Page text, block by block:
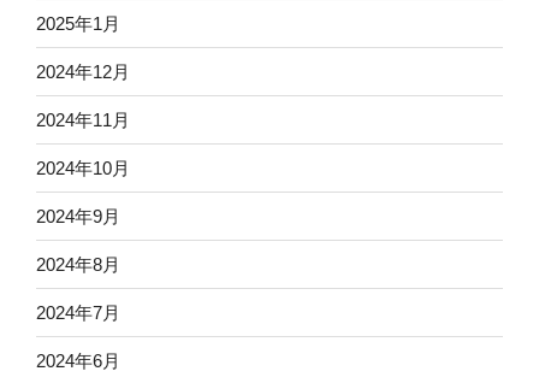
2025年1月
2024年12月
2024年11月
2024年10月
2024年9月
2024年8月
2024年7月
2024年6月